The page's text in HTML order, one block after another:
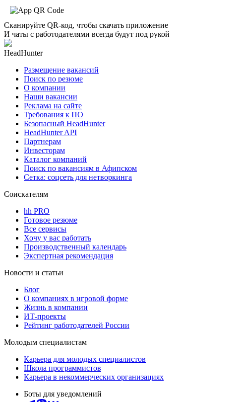
Сканируйте QR-код, чтобы скачать приложение
И чаты с работодателями всегда будут под рукой
HeadHunter
Размещение вакансий
Поиск по резюме
О компании
Наши вакансии
Реклама на сайте
Требования к ПО
Безопасный HeadHunter
HeadHunter API
Партнерам
Инвесторам
Каталог компаний
Поиск по вакансиям в Афипском
Сетка: соцсеть для нетворкинга
Соискателям
hh PRO
Готовое резюме
Все сервисы
Хочу у вас работать
Производственный календарь
Экспертная рекомендация
Новости и статьи
Блог
О компаниях в игровой форме
Жизнь в компании
ИТ-проекты
Рейтинг работодателей России
Молодым специалистам
Карьера для молодых специалистов
Школа программистов
Карьера в некоммерческих организациях
Боты для уведомлений